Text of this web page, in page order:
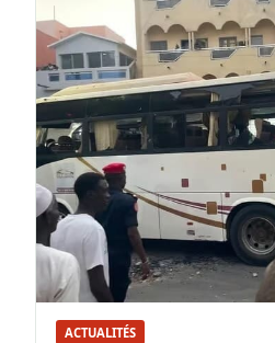
ACTUALITÉS